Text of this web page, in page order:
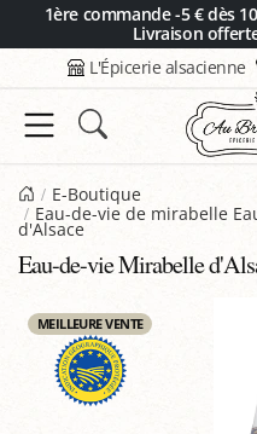
1ère commande -5 € dès
Livraison
L'Épicerie alsacienne
E-Boutique
Eau-de-vie de mirabelle
d'Alsace
Eau-de-vie Mirabelle
MEILLEURE VENTE
Panneau de gestion des